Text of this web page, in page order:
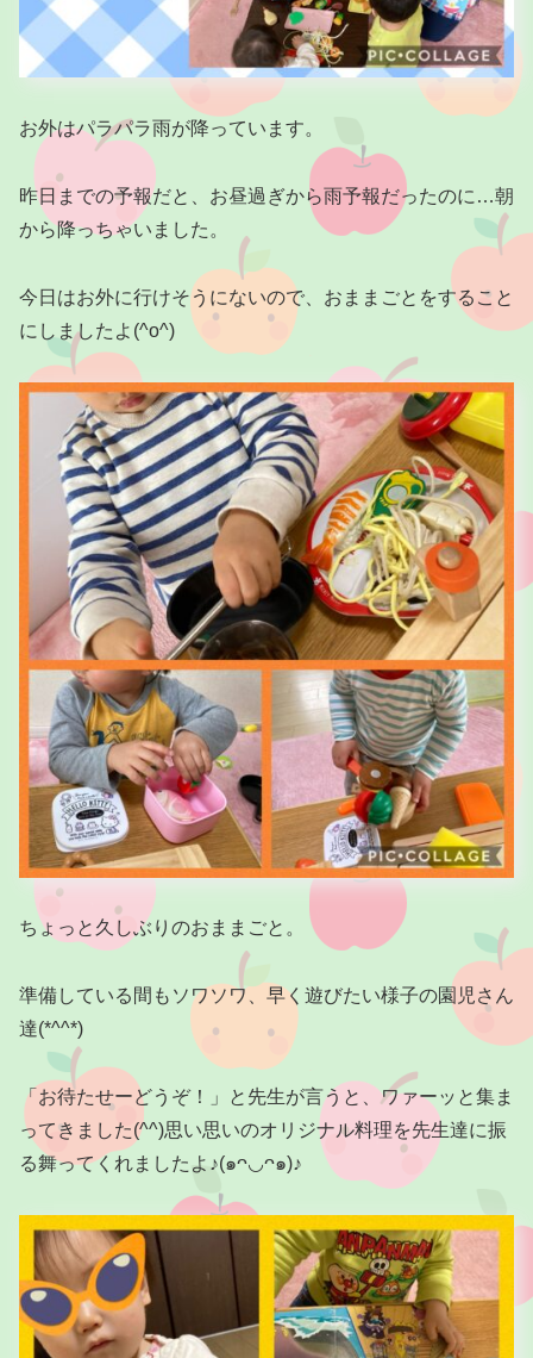
お外はパラパラ雨が降っています。
昨日までの予報だと、お昼過ぎから雨予報だったのに…朝
から降っちゃいました。
今日はお外に行けそうにないので、おままごとをすること
にしましたよ(^o^)
ちょっと久しぶりのおままごと。
準備している間もソワソワ、早く遊びたい様子の園児さん
達(*^^*)
「お待たせーどうぞ！」と先生が言うと、ワァーッと集ま
ってきました(^^)思い思いのオリジナル料理を先生達に振
る舞ってくれましたよ♪(๑ᴖ◡ᴖ๑)♪